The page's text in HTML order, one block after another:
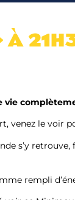
À
vie
venez le voir
s’y
rempli